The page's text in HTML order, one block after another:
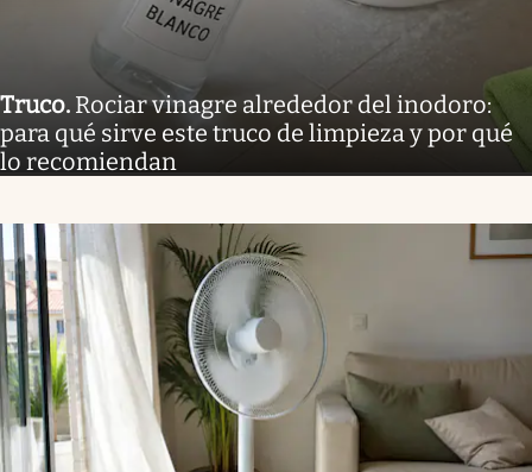
Truco. Rociar vinagre alrededor del inodoro:
para qué sirve este truco de limpieza y por qué
lo recomiendan